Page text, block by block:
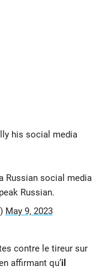
his social media
Russian social media
Russian.
May 9, 2023
contre le tireur sur
affirmant qu’il